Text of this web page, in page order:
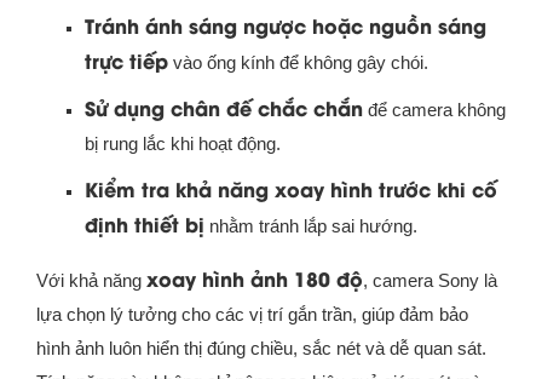
Tránh ánh sáng ngược hoặc nguồn sáng
trực tiếp vào ống kính để không gây chói.
Sử dụng chân đế chắc chắn để camera không
bị rung lắc khi hoạt động.
Kiểm tra khả năng xoay hình trước khi cố
định thiết bị nhằm tránh lắp sai hướng.
Với khả năng xoay hình ảnh 180 độ, camera Sony là
lựa chọn lý tưởng cho các vị trí gắn trần, giúp đảm bảo
hình ảnh luôn hiển thị đúng chiều, sắc nét và dễ quan sát.